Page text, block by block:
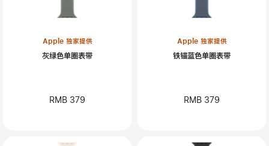
Apple 独家提供
灰绿色单圈表带
RMB 379
Apple 独家提供
铁锚蓝色单圈表带
RMB 379